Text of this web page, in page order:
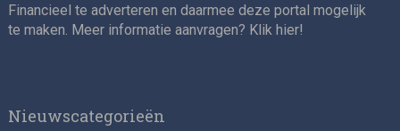
Financieel te adverteren en daarmee deze portal mogelijk
te maken. Meer informatie aanvragen? Klik hier!
Nieuwscategorieën